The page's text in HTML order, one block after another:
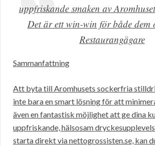
uppfriskande smaken av
Det är ett win-win för både dem
Restaurangägare
Sammanfattning
Att byta till Aromhusets sockerfria
inte bara en smart lösning för att
även en fantastisk möjlighet att ge dina
uppfriskande, hälsosam
starta direkt via nettogrossisten.se, kan